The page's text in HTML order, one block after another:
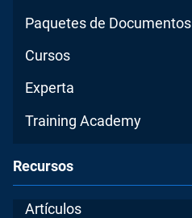
Paquetes de Documentos
Cursos
Experta
Training Academy
Recursos
Artículos